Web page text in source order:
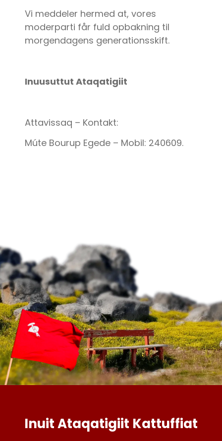
Vi meddeler hermed at, vores
moderparti får fuld opbakning til
morgendagens generationsskift.
Inuusuttut Ataqatigiit
Attavissaq – Kontakt:
Múte Bourup Egede – Mobil: 240609.
Inuit Ataqatigiit Kattuffiat